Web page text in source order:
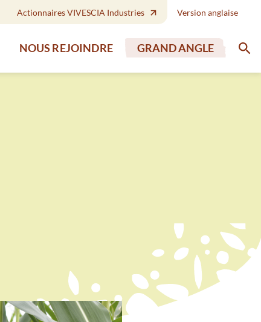
Actionnaires VIVESCIA Industries Version anglaise
NOUS REJOINDRE GRAND ANGLE